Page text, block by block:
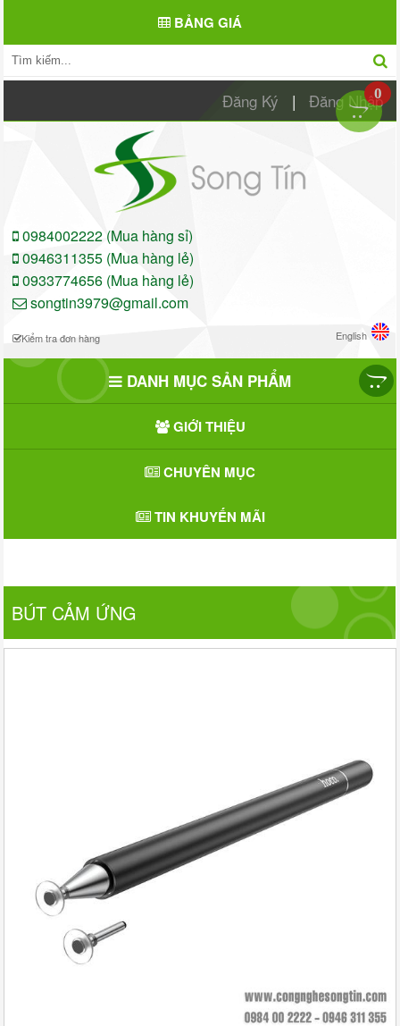
Đăng Ký | Đăng Nhập
0984002222 (Mua hàng sỉ)
0946311355 (Mua hàng lẻ)
0933774656 (Mua hàng lẻ)
songtin3979@gmail.com
English
Kiểm tra đơn hàng
DANH MỤC SẢN PHẨM
GIỚI THIỆU
BẢNG GIÁ
CHUYÊN MỤC
TIN KHUYẾN MÃI
0
BÚT CẢM ỨNG